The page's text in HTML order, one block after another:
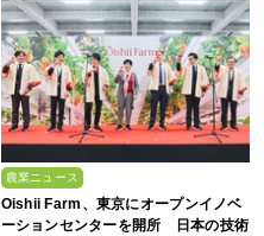
農業ニュース
Oishii Farm、東京にオープンイノベ
ーションセンターを開所 日本の技術